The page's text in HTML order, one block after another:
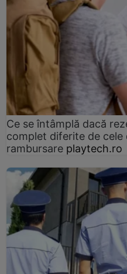
Ce se întâmplă dacă
complet diferite de
rambursare playtech.ro